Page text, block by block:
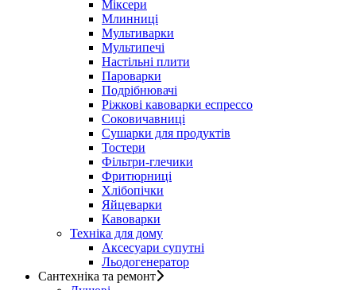
Міксери
Млинниці
Мультиварки
Мультипечі
Настільні плити
Пароварки
Подрібнювачі
Ріжкові кавоварки еспрессо
Соковичавниці
Сушарки для продуктів
Тостери
Фільтри-глечики
Фритюрниці
Хлібопічки
Яйцеварки
Кавоварки
Техніка для дому
Аксесуари супутні
Льодогенератор
Сантехніка та ремонт